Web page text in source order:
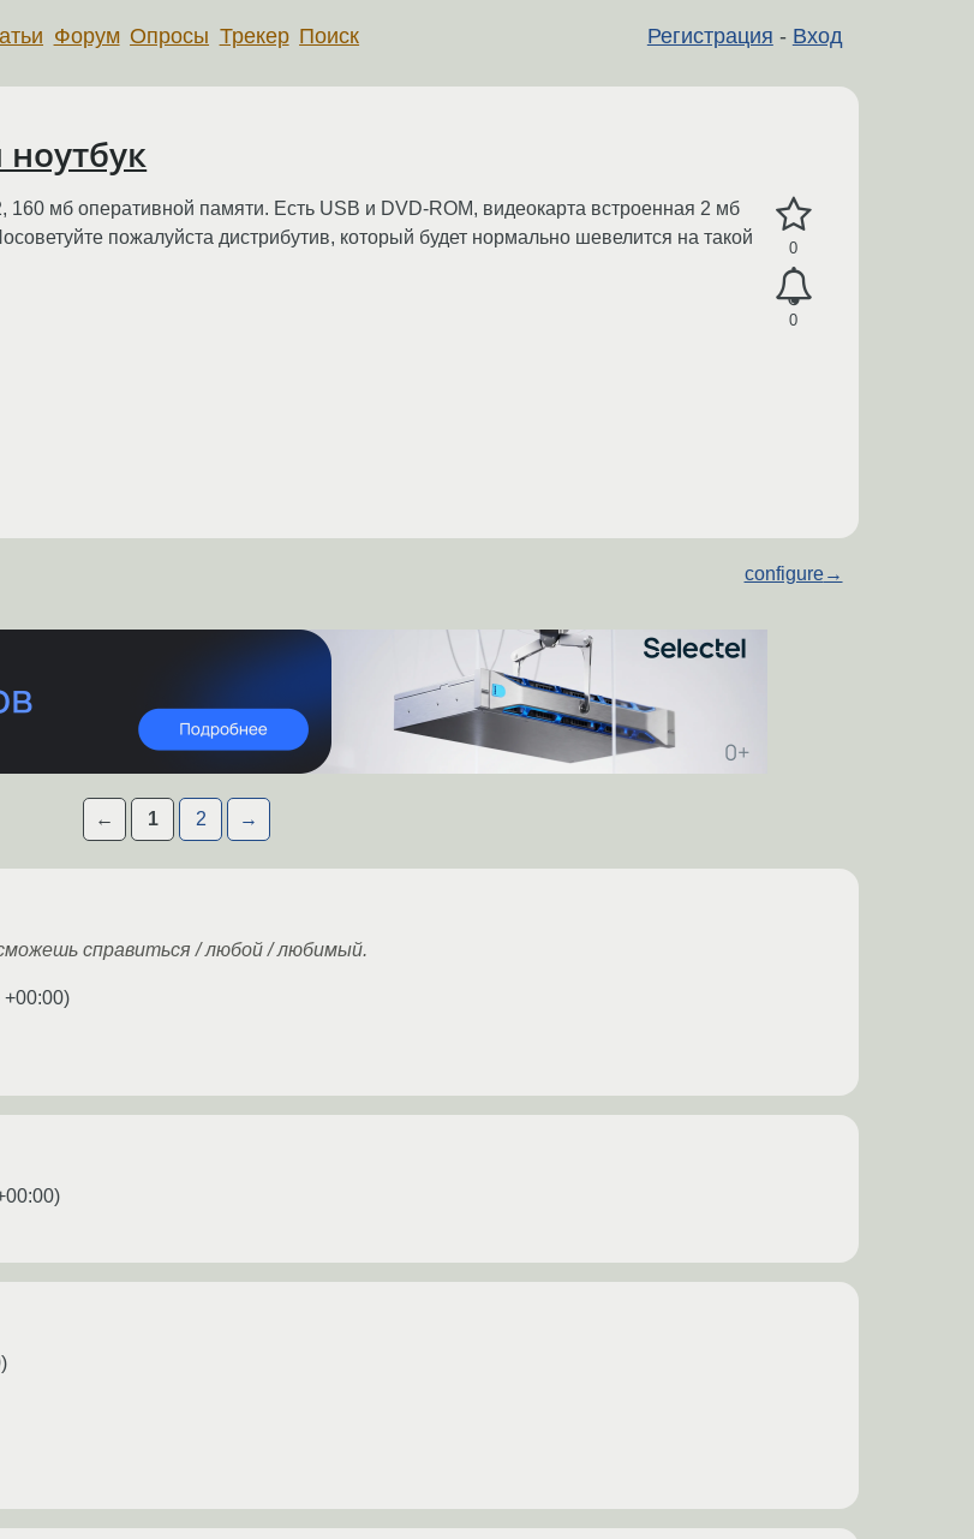
Регистрация - Вход
Форум Опросы Трекер Поиск
0
0
мб оперативной памяти. Есть USB и DVD-ROM, видеокарта встроенная 2 мб
пожалуйста дистрибутив, который будет нормально шевелится на такой
configure→
← 1 2 →
справиться / любой / любимый.
+00:00)
)
)